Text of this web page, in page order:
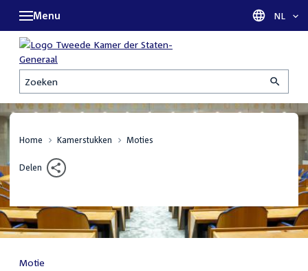
Zoeken
Menu Taal
NL
Home Kamerstukken Moties
Delen
Motie